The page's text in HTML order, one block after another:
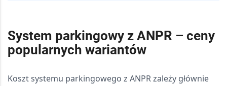
System parkingowy z ANPR – ceny
popularnych wariantów
Koszt systemu parkingowego z ANPR zależy głównie